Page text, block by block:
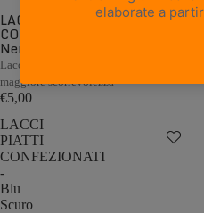
LACCI ROTONDI
CONFEZIONATI -
Nero/Piombo/Cromo
Lacci rotondi di qualità per una
maggiore scorrevolezza
€5,00
LACCI
PIATTI
CONFEZIONATI
-
Blu
Scuro